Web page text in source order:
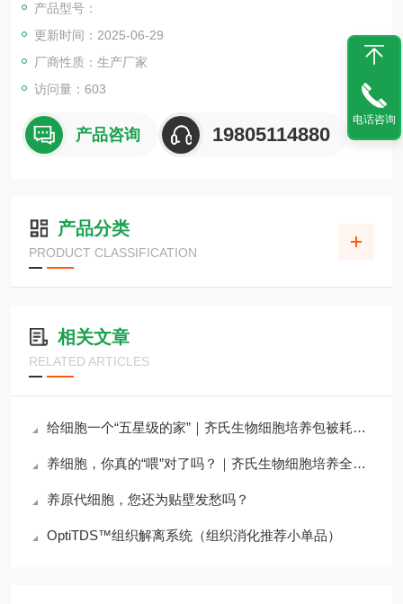
产品型号：
更新时间：2025-06-29
厂商性质：生产厂家
访问量：603
产品咨询 19805114880
产品分类
PRODUCT CLASSIFICATION
相关文章
RELATED ARTICLES
给细胞一个“五星级的家”｜齐氏生物细胞培养包被耗材全攻略
养细胞，你真的“喂”对了吗？｜齐氏生物细胞培养全系列试剂详解
养原代细胞，您还为贴壁发愁吗？
OptiTDS™组织解离系统（组织消化推荐小单品）
电话咨询